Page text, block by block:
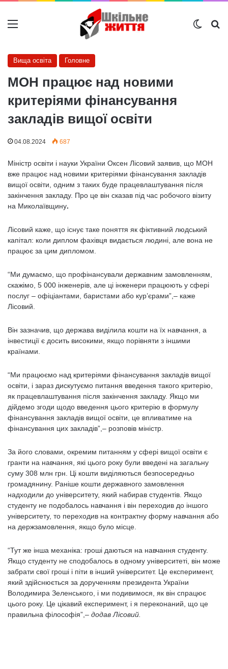
Меню
Вища освіта Головне
МОН працює над новими
критеріями фінансування
закладів вищої освіти
04.08.2024 687
Міністр освіти і науки України Оксен Лісовий заявив, що МОН
вже працює над новими критеріями фінансування закладів
вищої освіти, одним з таких буде працевлаштування після
закінчення закладу. Про це він сказав під час робочого візиту
на Миколаївщину.
Лісовий каже, що існує таке поняття як фіктивний людський
капітал: коли диплом фахівця видається людині, але вона не
працює за цим дипломом.
“Ми думаємо, що профінансували державним замовленням,
скажімо, 5 000 інженерів, але ці інженери працюють у сфері
послуг – офіціантами, баристами або кур’єрами”, – каже
Лісовий.
Він зазначив, що держава виділила кошти на їх навчання, а
інвестиції є досить високими, якщо порівняти з іншими
країнами.
“Ми працюємо над критеріями фінансування закладів вищої
освіти, і зараз дискутуємо питання введення такого критерію,
як працевлаштування після закінчення закладу. Якщо ми
дійдемо згоди щодо введення цього критерію в формулу
фінансування закладів вищої освіти, це впливатиме на
фінансування цих закладів”, – розповів міністр.
За його словами, окремим питанням у сфері вищої освіти є
гранти на навчання, які цього року були введені на загальну
суму 308 млн грн. Ці кошти виділяються безпосередньо
громадянину. Раніше кошти державного замовлення
надходили до університету, який набирав студентів. Якщо
студенту не подобалось навчання і він переходив до іншого
університету, то переходив на контрактну форму навчання або
на держзамовлення, якщо було місце.
“Тут же інша механіка: гроші даються на навчання студенту.
Якщо студенту не сподобалось в одному університеті, він може
забрати свої гроші і піти в інший університет. Це експеримент,
який здійснюється за дорученням президента України
Володимира Зеленського, і ми подивимося, як він спрацює
цього року. Це цікавий експеримент, і я переконаний, що це
правильна філософія”, – додав Лісовий.